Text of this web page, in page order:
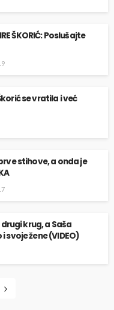
ŠKORIĆ: Poslušajte
se vratila i već
stihove, a onda je
krug, a Saša
žene (VIDEO)